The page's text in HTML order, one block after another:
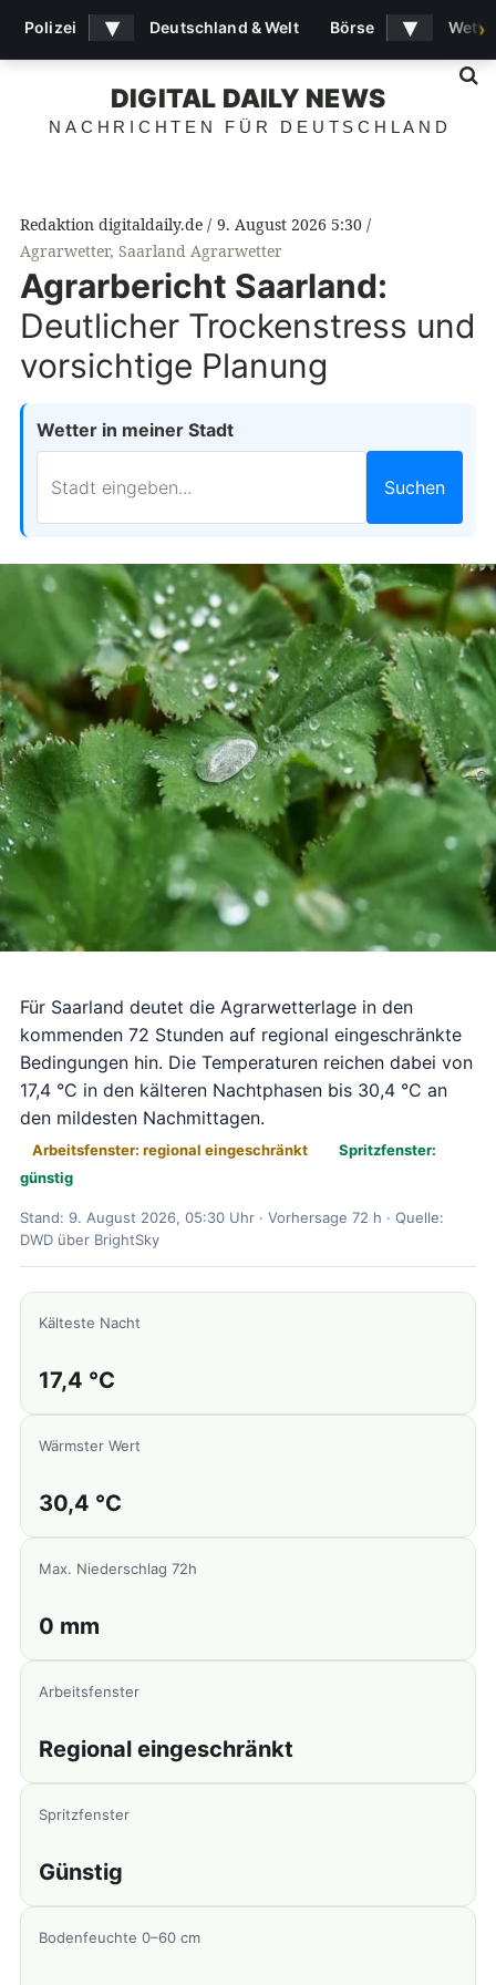
DIGITAL DAILY NEWS
NACHRICHTEN FÜR DEUTSCHLAND
Redaktion digitaldaily.de
9. August 2026 5:30
Agrarwetter, Saarland Agrarwetter
Agrarbericht Saarland:
Deutlicher Trockenstress und
vorsichtige Planung
Wetter in meiner Stadt
Suchen
Für Saarland deutet die Agrarwetterlage in den
kommenden 72 Stunden auf regional eingeschränkte
Bedingungen hin. Die Temperaturen reichen dabei von
17,4 °C in den kälteren Nachtphasen bis 30,4 °C an
den mildesten Nachmittagen.
Arbeitsfenster: regional eingeschränkt
Spritzfenster:
günstig
Stand: 9. August 2026, 05:30 Uhr · Vorhersage 72 h · Quelle:
DWD über BrightSky
Kälteste Nacht
17,4 °C
Wärmster Wert
30,4 °C
Max. Niederschlag 72h
0 mm
Arbeitsfenster
Regional eingeschränkt
Spritzfenster
Günstig
Bodenfeuchte 0–60 cm
Polizei ▾ Deutschland & Welt Börse ▾ ›